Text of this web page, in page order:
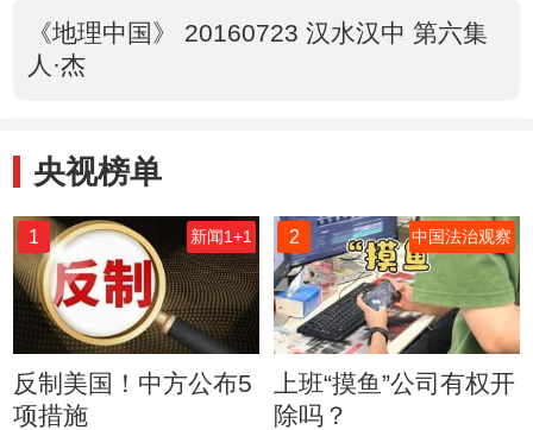
《地理中国》 20160723 汉水汉中 第六集
人·杰
央视榜单
1 新闻1+1
反制美国！中方公布5
项措施
2 中国法治观察
上班“摸鱼”公司有权开
除吗？